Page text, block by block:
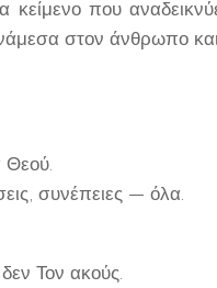
κείμενο που
στον άνθρωπο
Θεού.
συνέπειες — όλα.
Τον ακούς.